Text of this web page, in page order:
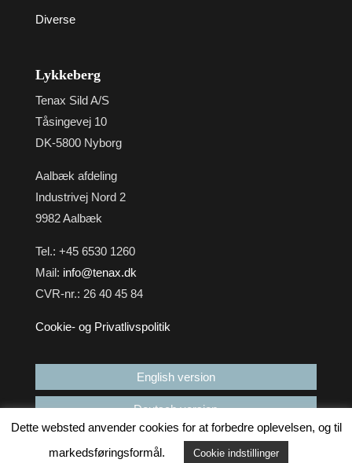
Diverse
Lykkeberg
Tenax Sild A/S
Tåsingevej 10
DK-5800 Nyborg
Aalbæk afdeling
Industrivej Nord 2
9982 Aalbæk
Tel.: +45 6530 1260
Mail: info@tenax.dk
CVR-nr.: 26 40 45 84
Cookie- og Privatlivspolitik
English version
Deutsch version
Dette websted anvender cookies for at forbedre oplevelsen, og til
markedsføringsformål.
Cookie indstillinger